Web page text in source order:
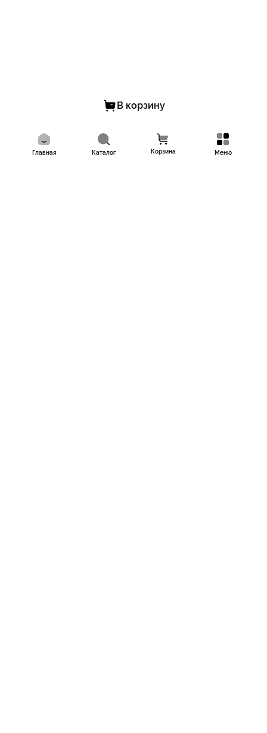
В корзину
Главная Каталог Корзина Меню